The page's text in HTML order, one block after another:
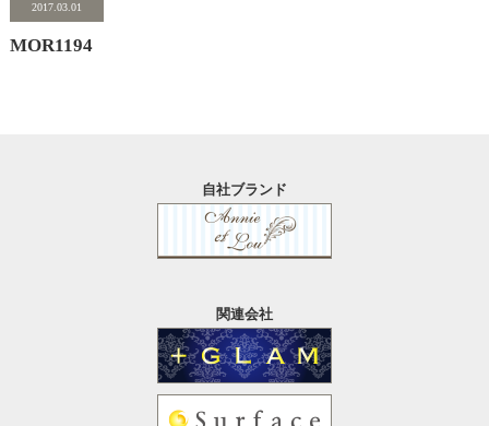
2017.03.01
MOR1194
自社ブランド
関連会社